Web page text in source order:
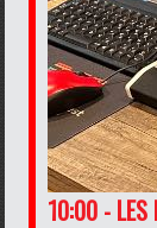
10:00 - LES